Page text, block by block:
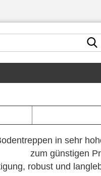
in sehr
zum günstigen
robust und